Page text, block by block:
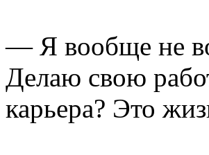
— Я вообще не
Делаю свою
карьера? Это